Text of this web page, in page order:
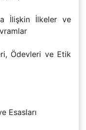
İlişkin İlkeler ve
Ödevleri ve Etik
Esasları